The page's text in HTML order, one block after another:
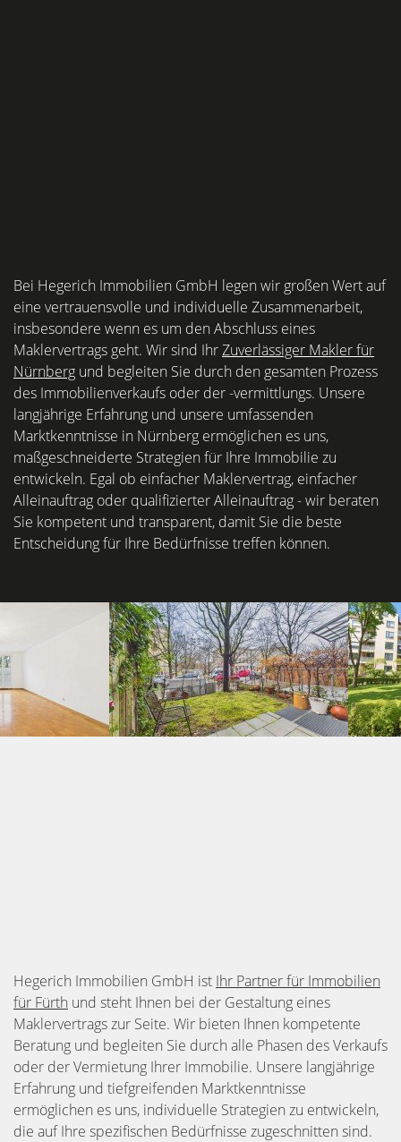
Bei Hegerich Immobilien GmbH legen wir großen Wert auf
eine vertrauensvolle und individuelle Zusammenarbeit,
insbesondere wenn es um den Abschluss eines
Maklervertrags geht. Wir sind IhrZuverlässiger Makler für
Nürnberg und begleiten Sie durch den gesamten Prozess
des Immobilienverkaufs oder der -vermittlungs. Unsere
langjährige Erfahrung und unsere umfassenden
Marktkenntnisse in Nürnberg ermöglichen es uns,
maßgeschneiderte Strategien für Ihre Immobilie zu
entwickeln. Egal ob einfacher Maklervertrag, einfacher
Alleinauftrag oder qualifizierter Alleinauftrag - wir beraten
Sie kompetent und transparent, damit Sie die beste
Entscheidung für Ihre Bedürfnisse treffen können.
Hegerich Immobilien GmbH ist Ihr Partner für Immobilien
für Fürth und steht Ihnen bei der Gestaltung eines
Maklervertrags zur Seite. Wir bieten Ihnen kompetente
Beratung und begleiten Sie durch alle Phasen des Verkaufs
oder der Vermietung Ihrer Immobilie. Unsere langjährige
Erfahrung und tiefgreifenden Marktkenntnisse
ermöglichen es uns, individuelle Strategien zu entwickeln,
die auf Ihre spezifischen Bedürfnisse zugeschnitten sind.